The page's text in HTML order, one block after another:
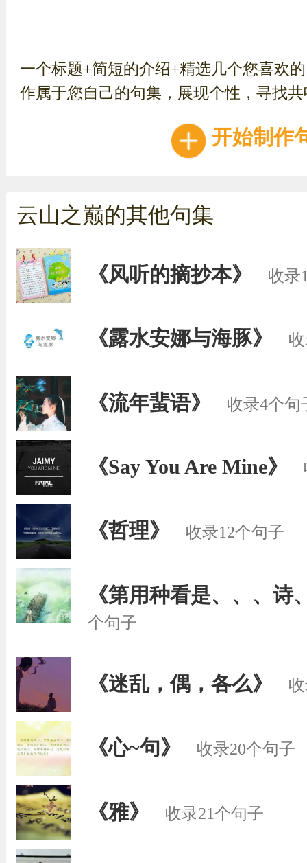
一个标题+简短的介绍+精选几个您喜欢
作属于您自己的句集，展现个性，寻找
开始制作
云山之巅的其他句集
《风听的摘抄本》 收录
《露水安娜与海豚》
《流年蜚语》 收录4个句
《Say You Are Mine》
《哲理》 收录12个句子
《第用种看是、、、诗
个句子
《迷乱，偶，各么》
《心~句》 收录20个句子
《雅》 收录21个句子